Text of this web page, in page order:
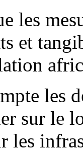
les
et
les
sur le
les